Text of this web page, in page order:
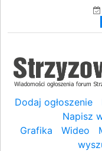
Dodaj ogłoszenie
Napisz
Grafika
Wideo